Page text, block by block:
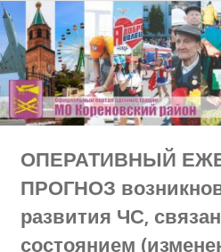
Перейти
к
содержимому
ОПЕРАТИВНЫЙ
ПРОГНОЗ
развития ЧС,
состоянием